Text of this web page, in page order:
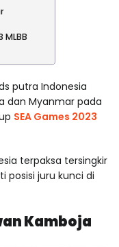
putra Indonesia
dan Myanmar pada
SEA Games 2023
terpaksa tersingkir
posisi juru kunci di
Kamboja